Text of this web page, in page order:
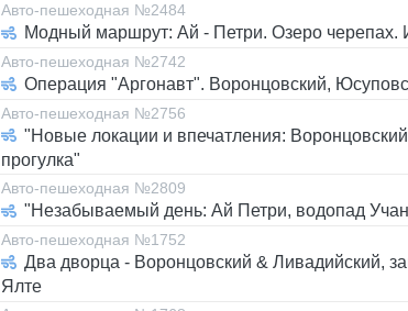
Авто-пешеходная №2484
Модный маршрут: Ай - Петри. Озеро черепах.
Авто-пешеходная №2742
Операция "Аргонавт". Воронцовский,
Авто-пешеходная №2756
"Новые локации и впечатления:
прогулка"
Авто-пешеходная №2809
"Незабываемый день: Ай Петри, водопад
Авто-пешеходная №1752
Два дворца - Воронцовский & Ливадийский,
Ялте